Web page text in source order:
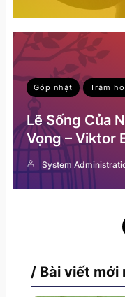
Góp nhặt Trăm
Lẽ Sống Của
Vọng – Viktor
System
/ Bài viết mới